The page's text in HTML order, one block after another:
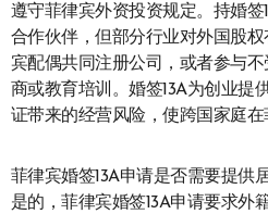
遵守菲律宾外资投资规定。持婚
合作伙伴，但部分行业对外国股
宾配偶共同注册公司，或者参与
商或教育培训。婚签13A为创业提
证带来的经营风险，使跨国家庭在
菲律宾婚签13A申请是否需要提供
是的，菲律宾婚签13A申请要求外